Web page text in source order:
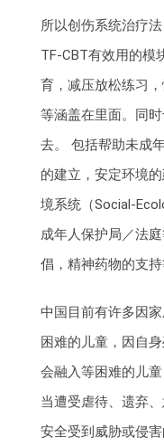
所以创伤系统治疗
TF-CBT有效用的模
育，减压放松练习
等涵盖在里面。同
去。 包括帮助未成
的建立，安定环境
境系统（Social-
成年人保护局／法
倡，精神药物的支持
中国目前有许多因
困难的儿童，因自
会融入等困难的儿
当遭受虐待、遗弃
安全受到威胁或侵